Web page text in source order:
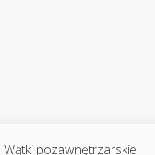
Wątki pozawnętrzarskie